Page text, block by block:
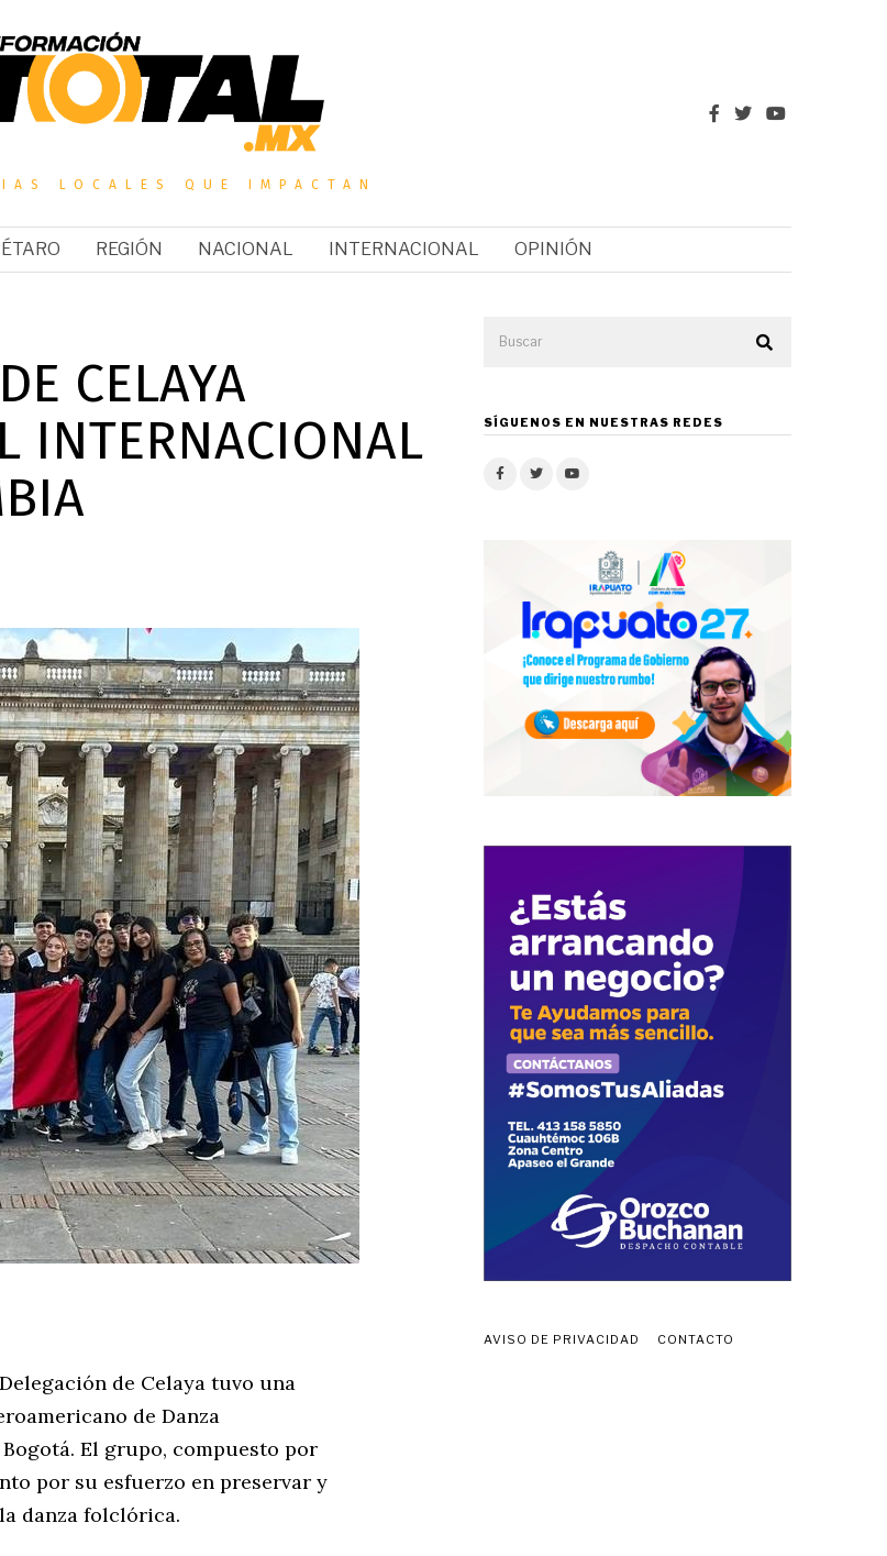
LOCALES QUE IMPACTAN
REGIÓN NACIONAL INTERNACIONAL OPINIÓN
CELAYA
INTERNACIONAL
de Celaya tuvo una
de Danza
El grupo, compuesto por
por su esfuerzo en preservar y
danza folclórica.
SÍGUENOS EN NUESTRAS REDES
AVISO DE PRIVACIDAD CONTACTO